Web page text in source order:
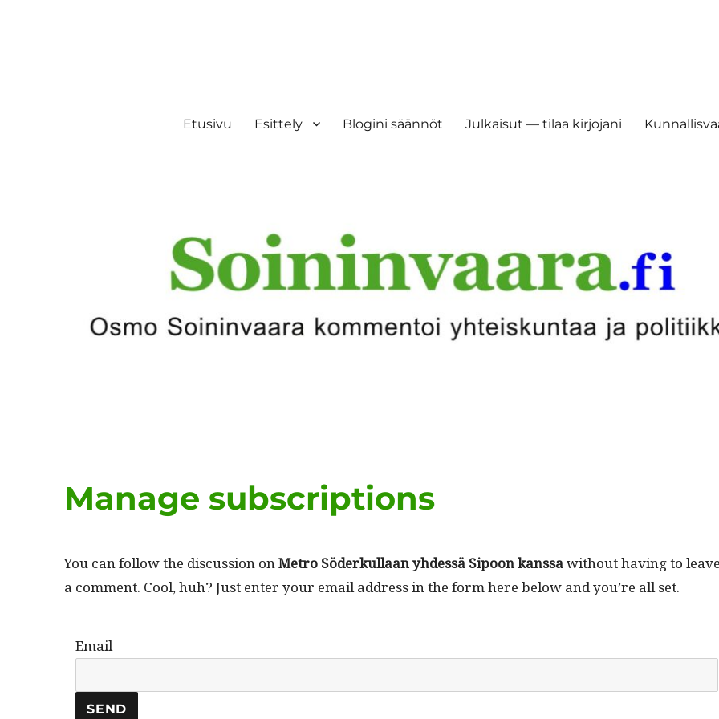
Etusivu Esittely Blogini säännöt Julkaisut — tilaa kirjojani
Manage subscriptions
You can fol­low the dis­cus­sion onMetro Söderkul­laan yhdessä Sipoon kanssawith­out hav­ing to
a com­ment. Cool, huh? Just enter your email address in the form here below and you’re all set.
Email